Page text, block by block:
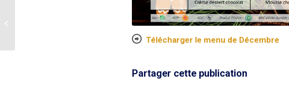
Télécharger le menu de Décembre
Partager cette publication